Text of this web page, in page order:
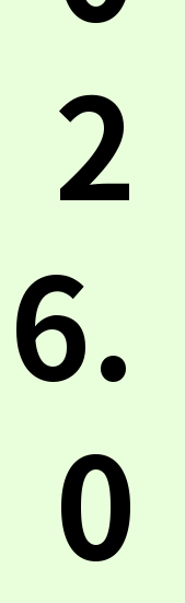
2
6.
0